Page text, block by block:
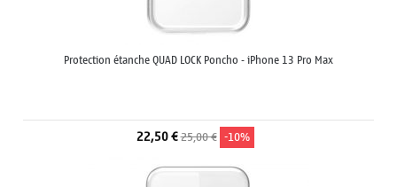
Protection étanche QUAD LOCK Poncho - iPhone 13 Pro Max
22,50 €25,00 € -10%